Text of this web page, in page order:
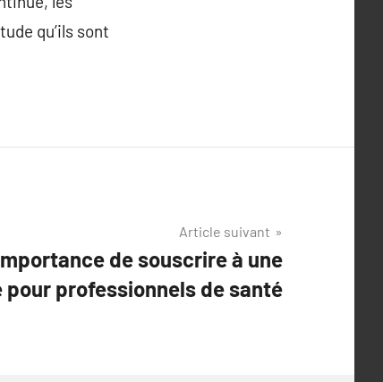
qu’ils sont
Article suivant
de souscrire à une
pour professionnels de santé